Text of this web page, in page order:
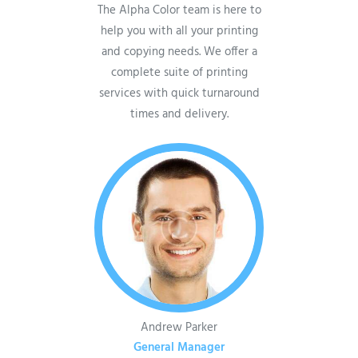
The Alpha Color team is here to
help you with all your printing
and copying needs. We offer a
complete suite of printing
services with quick turnaround
times and delivery.
Andrew Parker
General Manager